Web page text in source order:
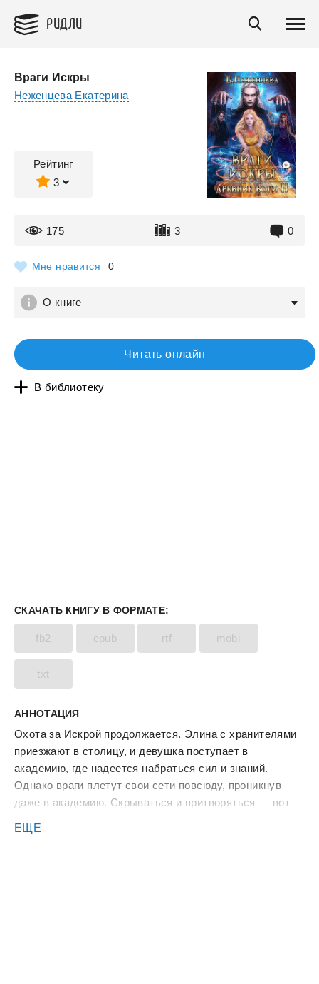
РИДЛИ
Враги Искры
Неженцева Екатерина
Рейтинг
3
175 3 0
Мне нравится 0
О книге
Читать онлайн
В библиотеку
СКАЧАТЬ КНИГУ В ФОРМАТЕ:
fb2 epub rtf mobi
txt
АННОТАЦИЯ
Охота за Искрой продолжается. Элина с хранителями
приезжают в столицу, и девушка поступает в
академию, где надеется набраться сил и знаний.
Однако враги плетут свои сети повсюду, проникнув
даже в академию. Скрываться и притворяться — вот
это сделать, когда враг подобрался слишком близко и
ЕЩЕ